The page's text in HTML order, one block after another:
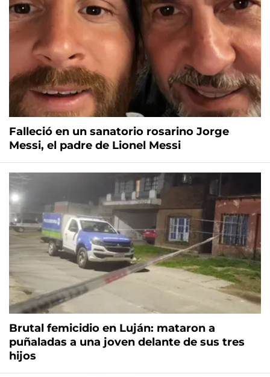
Falleció en un sanatorio rosarino Jorge
Messi, el padre de Lionel Messi
Brutal femicidio en Luján: mataron a
puñaladas a una joven delante de sus tres
hijos